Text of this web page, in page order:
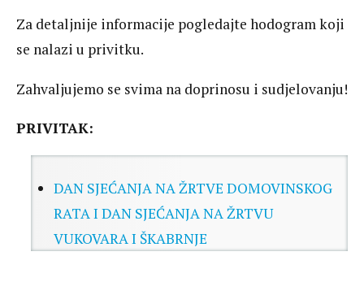
Za detaljnije informacije pogledajte hodogram koji
se nalazi u privitku.
Zahvaljujemo se svima na doprinosu i sudjelovanju!
PRIVITAK:
DAN SJEĆANJA NA ŽRTVE DOMOVINSKOG
RATA I DAN SJEĆANJA NA ŽRTVU
VUKOVARA I ŠKABRNJE